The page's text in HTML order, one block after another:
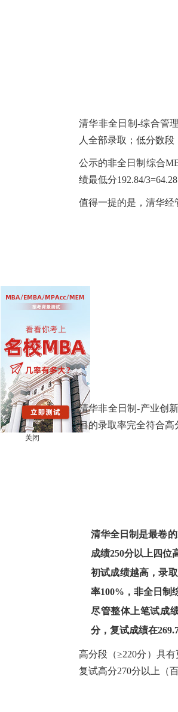
关闭
清华非全日制-综合管
人全部录取；低分数段
公示的非全日制综合
绩最低分192.84/
值得一提的是，清华经
清华非全日制-产业创
目的录取率完全符合高
清华全日制是最卷
成绩250分以上四位
初试成绩越高，录
率100%，非全日制
尽管整体上笔试成
分，复试成绩在
高分段（≥220分）具
复试高分270分以上（